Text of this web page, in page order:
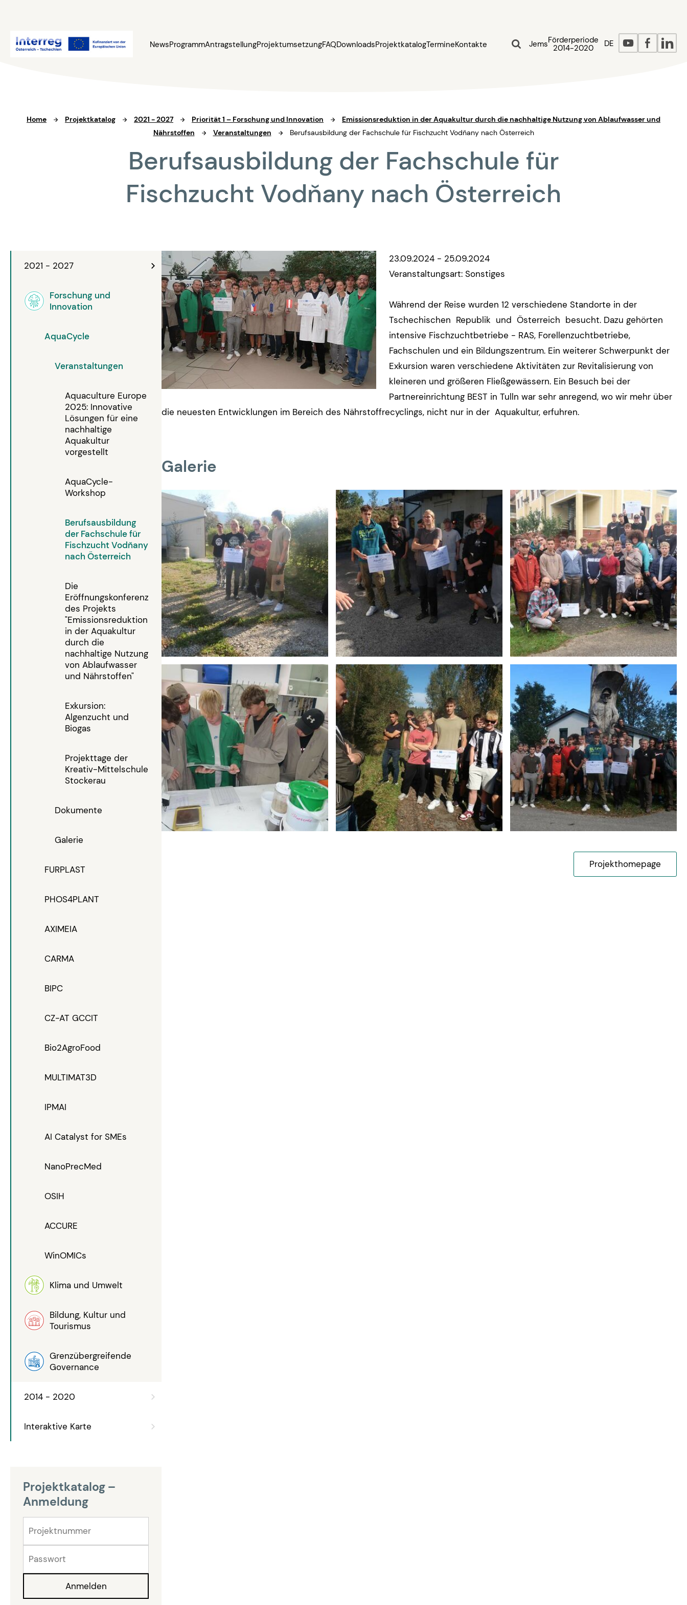
NewsProgrammAntragstellungProjektumsetzungFAQDownloadsProjektkatalogTermineKontakte JemsFörderperiode
2014-2020
DE
Home Projektkatalog 2021 - 2027 Priorität 1 – Forschung und Innovation
Emissionsreduktion in der Aquakultur durch die nachhaltige Nutzung von Ablaufwasser und
Nährstoffen
Veranstaltungen Berufsausbildung der Fachschule für Fischzucht Vodňany nach Österreich
Berufsausbildung der Fachschule für
Fischzucht Vodňany nach Österreich
2021 - 2027
Forschung und
Innovation
AquaCycle
Veranstaltungen
Aquaculture Europe
2025: Innovative
Lösungen für eine
nachhaltige
Aquakultur
vorgestellt
AquaCycle-
Workshop
Berufsausbildung
der Fachschule für
Fischzucht Vodňany
nach Österreich
Die
Eröffnungskonferenz
des Projekts
"Emissionsreduktion
in der Aquakultur
durch die
nachhaltige Nutzung
von Ablaufwasser
und Nährstoffen"
Exkursion:
Algenzucht und
Biogas
Projekttage der
Kreativ-Mittelschule
Stockerau
Dokumente
Galerie
FURPLAST
PHOS4PLANT
AXIMEIA
CARMA
BIPC
CZ-AT GCCIT
Bio2AgroFood
MULTIMAT3D
IPMAI
AI Catalyst for SMEs
NanoPrecMed
OSIH
ACCURE
WinOMICs
Klima und Umwelt
Bildung, Kultur und
Tourismus
Grenzübergreifende
Governance
2014 - 2020
Interaktive Karte
Projektkatalog –
Anmeldung
23.09.2024 - 25.09.2024
Veranstaltungsart: Sonstiges
Während der Reise wurden 12 verschiedene Standorte in der
Tschechischen Republik und Österreich besucht. Dazu gehörten
intensive Fischzuchtbetriebe - RAS, Forellenzuchtbetriebe,
Fachschulen und ein Bildungszentrum. Ein weiterer Schwerpunkt der
Exkursion waren verschiedene Aktivitäten zur Revitalisierung von
kleineren und größeren Fließgewässern. Ein Besuch bei der
Partnereinrichtung BEST in Tulln war sehr anregend, wo wir mehr über
die neuesten Entwicklungen im Bereich des Nährstoffrecyclings, nicht nur in der Aquakultur, erfuhren.
Galerie
Projekthomepage